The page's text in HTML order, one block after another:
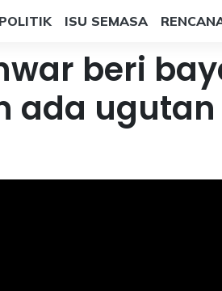
POLITIK ISU SEMASA
beri
ada ugutan